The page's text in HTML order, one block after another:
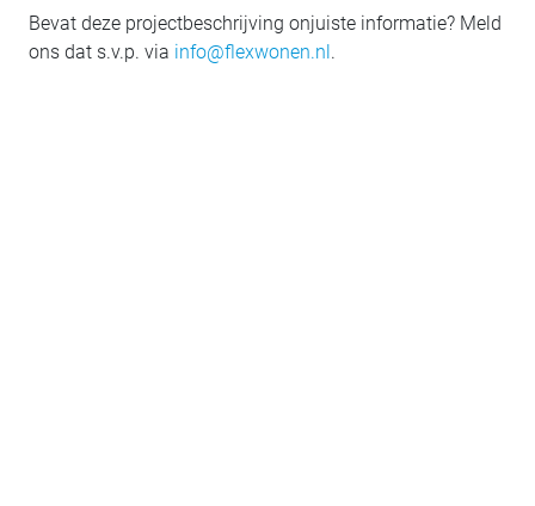
Bevat deze projectbeschrijving onjuiste informatie? Meld
ons dat s.v.p. via info@flexwonen.nl.